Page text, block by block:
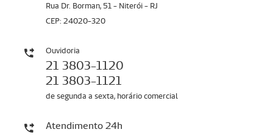
Rua Dr. Borman, 51 - Niterói - RJ
CEP: 24020-320
Ouvidoria
21 3803-1120
21 3803-1121
de segunda a sexta, horário comercial
Atendimento 24h